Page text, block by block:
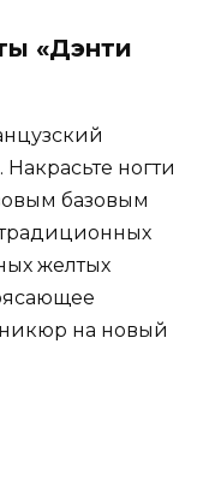
«Дэнти
ногти
базовым
желтых
на новый